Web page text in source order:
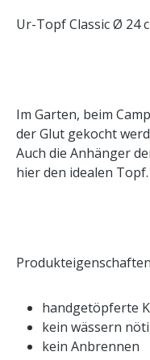
Ur-Topf Classic Ø 24
Im Garten, beim
der Glut gekocht
Auch die Anhänger
hier den idealen
handgetöpferte
kein wässern
kein Anbrennen